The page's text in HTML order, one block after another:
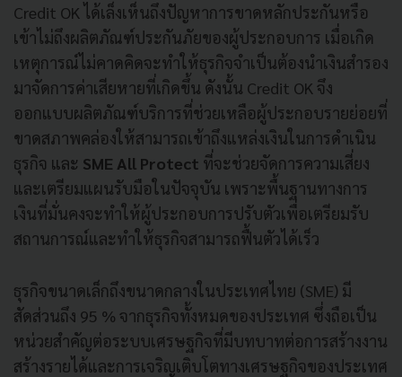
Credit OK ได้เล็งเห็นถึงปัญหาการขาดหลักประกันหรือ
เข้าไม่ถึงผลิตภัณฑ์ประกันภัยของผู้ประกอบการ เมื่อเกิด
เหตุการณ์ไม่คาดคิดจะทำให้ธุรกิจจำเป็นต้องนำเงินสำรอง
มาจัดการค่าเสียหายที่เกิดขึ้น ดังนั้น Credit OK จึง
ออกแบบผลิตภัณฑ์บริการที่ช่วยเหลือผู้ประกอบรายย่อยที่
ขาดสภาพคล่องให้สามารถเข้าถึงแหล่งเงินในการดำเนิน
ธุรกิจ และ SME All Protect ที่จะช่วยจัดการความเสี่ยง
และเตรียมแผนรับมือในปัจจุบัน เพราะพื้นฐานทางการ
เงินที่มั่นคงจะทำให้ผู้ประกอบการปรับตัวเพื่อเตรียมรับ
สถานการณ์และทำให้ธุรกิจสามารถฟื้นตัวได้เร็ว
ธุรกิจขนาดเล็กถึงขนาดกลางในประเทศไทย (SME) มี
สัดส่วนถึง 95 % จากธุรกิจทั้งหมดของประเทศ ซึ่งถือเป็น
หน่วยสำคัญต่อระบบเศรษฐกิจที่มีบทบาทต่อการสร้างงาน
สร้างรายได้และการเจริญเติบโตทางเศรษฐกิจของประเทศ